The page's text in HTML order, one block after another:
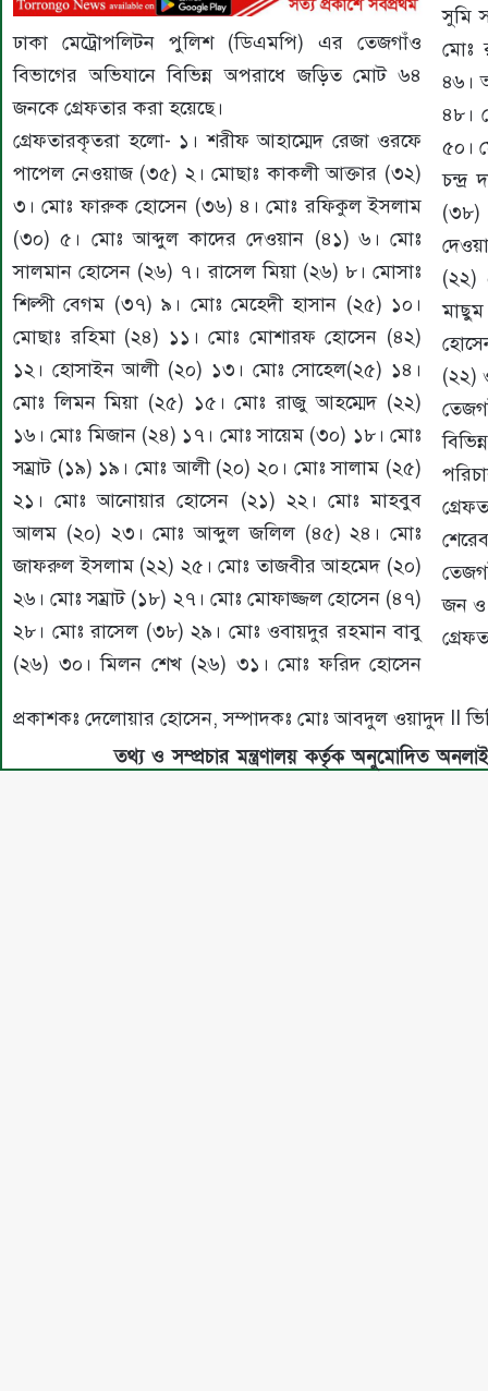
ঢাকা মেট্রোপলিটন পুলিশ (ডিএমপি) এর তেজগাঁও
বিভাগের অভিযানে বিভিন্ন অপরাধে জড়িত মোট ৬৪
জনকে গ্রেফতার করা হয়েছে।
গ্রেফতারকৃতরা হলো- ১। শরীফ আহাম্মেদ রেজা ওরফে
পাপেল নেওয়াজ (৩৫) ২। মোছাঃ কাকলী আক্তার (৩২)
৩। মোঃ ফারুক হোসেন (৩৬) ৪। মোঃ রফিকুল ইসলাম
(৩০) ৫। মোঃ আব্দুল কাদের দেওয়ান (৪১) ৬। মোঃ
সালমান হোসেন (২৬) ৭। রাসেল মিয়া (২৬) ৮। মোসাঃ
শিল্পী বেগম (৩৭) ৯। মোঃ মেহেদী হাসান (২৫) ১০।
মোছাঃ রহিমা (২৪) ১১। মোঃ মোশারফ হোসেন (৪২)
১২। হোসাইন আলী (২০) ১৩। মোঃ সোহেল(২৫) ১৪।
মোঃ লিমন মিয়া (২৫) ১৫। মোঃ রাজু আহম্মেদ (২২)
১৬। মোঃ মিজান (২৪) ১৭। মোঃ সায়েম (৩০) ১৮। মোঃ
সম্রাট (১৯) ১৯। মোঃ আলী (২০) ২০। মোঃ সালাম (২৫)
২১। মোঃ আনোয়ার হোসেন (২১) ২২। মোঃ মাহবুব
আলম (২০) ২৩। মোঃ আব্দুল জলিল (৪৫) ২৪। মোঃ
জাফরুল ইসলাম (২২) ২৫। মোঃ তাজবীর আহমেদ (২০)
২৬। মোঃ সম্রাট (১৮) ২৭। মোঃ মোফাজ্জল হোসেন (৪৭)
২৮। মোঃ রাসেল (৩৮) ২৯। মোঃ ওবায়দুর রহমান বাবু
(২৬) ৩০। মিলন শেখ (২৬) ৩১। মোঃ ফরিদ হোসেন
সুমি
মোঃ
৪৬।
৪৮।
৫০।
(৩৮)
(২২)
(২২)
জন ও
প্রকাশকঃ দেলোয়ার হোসেন, সম্পাদকঃ মোঃ আবদুল ওয়াদুদ II
তথ্য ও সম্প্রচার মন্ত্রণালয় কর্তৃক অনুমোদিত